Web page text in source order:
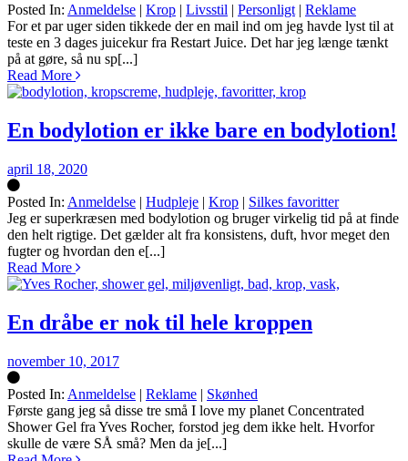
Posted In: Anmeldelse | Krop | Livsstil | Personligt | Reklame
Silke
For et par uger siden tikkede der en mail ind om jeg havde lyst til at
teste en 3 dages juicekur fra Restart Juice. Det har jeg længe tænkt
på at gøre, så nu sp[...]
Read More
En bodylotion er ikke bare en bodylotion!
april 18, 2020
Posted In: Anmeldelse | Hudpleje | Krop | Silkes favoritter
Silke
Jeg er superkræsen med bodylotion og bruger virkelig tid på at finde
den helt rigtige. Det gælder alt fra konsistens, duft, hvor meget den
fugter og hvordan den e[...]
Read More
En dråbe er nok til hele kroppen
november 10, 2017
Posted In: Anmeldelse | Reklame | Skønhed
Silke
Første gang jeg så disse tre små I love my planet Concentrated
Shower Gel fra Yves Rocher, forstod jeg dem ikke helt. Hvorfor
skulle de være SÅ små? Men da je[...]